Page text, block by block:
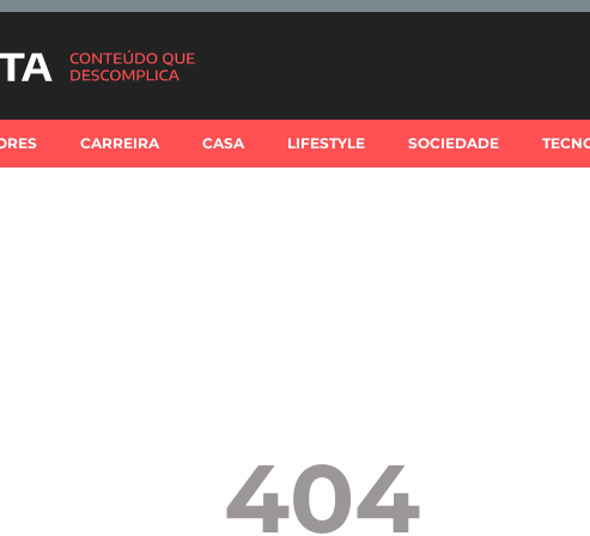
CARREIRA CASA LIFESTYLE SOCIEDADE
404